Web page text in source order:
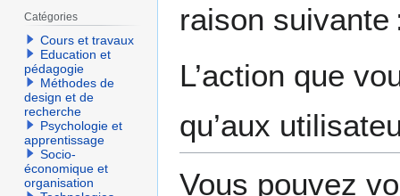
navigation
recherche
raison suivante
L’action que
qu’aux
Vous pouvez
Catégories
Cours et travaux
Education et
pédagogie
Méthodes de
design et de
recherche
Psychologie et
apprentissage
Socio-
économique et
organisation